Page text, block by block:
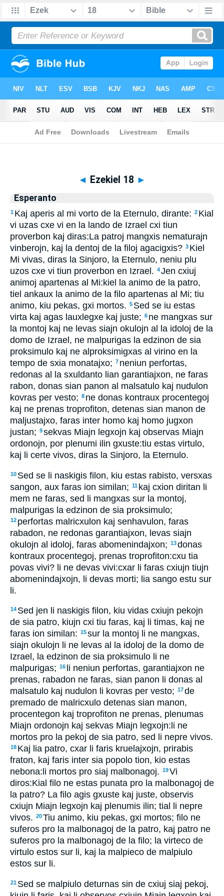
Biblia>Esperanto > Ezekiel 18
◄ Ezekiel 18 ►
Esperanto
1 Kaj aperis al mi vorto de la Eternulo, dirante: 2 Kial
vi uzas cxe vi en la lando de Izrael cxi tiun
proverbon kaj diras:La patroj mangxis nematurajn
vinberojn, kaj la dentoj de la filoj agacigxis? 3 Kiel
Mi vivas, diras la Sinjoro, la Eternulo, neniu plu
uzos cxe vi tiun proverbon en Izrael. 4Jen cxiuj
animoj apartenas al Mi:kiel la animo de la patro,
tiel ankaux la animo de la filo apartenas al Mi; tiu
animo, kiu pekas, gxi mortos. 5 Sed se iu estas
virta kaj agas lauxlegxe kaj juste; 6 ne mangxas sur
la montoj kaj ne levas siajn okulojn al la idoloj de la
domo de Izrael, ne malpurigas la edzinon de sia
proksimulo kaj ne alproksimigxas al virino en la
tempo de sxia monatajxo; 7 neniun perfortas,
redonas al la sxuldanto lian garantiajxon, ne faras
rabon, donas sian panon al malsatulo kaj nudulon
kovras per vesto; 8 ne donas kontraux procentegoj
kaj ne prenas troprofiton, detenas sian manon de
maljustajxo, faras inter homo kaj homo jugxon
justan; 9sekvas Miajn legxojn kaj observas Miajn
ordonojn, por plenumi ilin gxuste:tiu estas virtulo,
kaj li certe vivos, diras la Sinjoro, la Eternulo.
10 Sed se li naskigis filon, kiu estas rabisto, versxas
sangon, aux faras ion similan; 11 kaj cxion diritan li
mem ne faras, sed li mangxas sur la montoj,
malpurigas la edzinon de sia proksimulo;
12 perfortas malricxulon kaj senhavulon, faras
rabadon, ne redonas garantiajxon, levas siajn
okulojn al idoloj, faras abomenindajxon; 13donas
kontraux procentegoj, prenas troprofiton:cxu tia
povas vivi? li ne devas vivi:cxar li faras cxiujn tiujn
abomenindajxojn, li devas morti; lia sango estu sur
li.
14 Sed jen li naskigis filon, kiu vidas cxiujn pekojn
de sia patro, kiujn cxi tiu faras, kaj li timas, kaj ne
faras ion similan: 15sur la montoj li ne mangxas,
siajn okulojn li ne levas al la idoloj de la domo de
Izrael, la edzinon de sia proksimulo li ne
malpurigas; 16 li neniun perfortas, garantiajxon ne
prenas, rabadon ne faras, sian panon li donas al
malsatulo kaj nudulon li kovras per vesto; 17de
premado de malricxulo detenas sian manon,
procentegon kaj troprofiton ne prenas, plenumas
Miajn ordonojn kaj sekvas Miajn legxojn:li ne
mortos pro la pekoj de sia patro, sed li nepre vivos.
18 Kaj lia patro, cxar li faris kruelajxojn, prirabis
fraton, kaj faris inter sia popolo tion, kio estas
nebona:li mortos pro siaj malbonagoj. 19Vi
diros:Kial filo ne estas punata pro la malbonagoj de
la patro? La filo agis gxuste kaj juste, observis
cxiujn Miajn legxojn kaj plenumis ilin; tial li nepre
vivos. 20Tiu animo, kiu pekas, gxi mortos; filo ne
suferos pro la malbonagoj de la patro, kaj patro ne
suferos pro la malbonagoj de la filo; la virteco de
virtulo estos sur li, kaj la malpieco de malpiulo
estos sur li.
21 Sed se malpiulo deturnas sin de cxiuj siaj pekoj,